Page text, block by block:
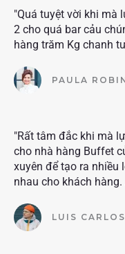
"Quá tuyệt vời khi mà
2 cho quá bar cảu
hàng trăm Kg chanh
PAULA
"Rất tâm đắc khi mà
cho nhà hàng Buffet
xuyên để tạo ra nhiều
nhau cho khách hàng.
LUIS CARLOS